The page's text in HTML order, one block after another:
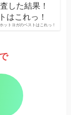
ホットヨガのベストはこれっ！
した結果！
はこれっ！